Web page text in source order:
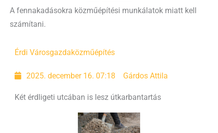
A fennakadásokra közműépítési munkálatok miatt kell
számítani.
Érdi Városgazdaközműépítés
2025. december 16. 07:18 Gárdos Attila
Két érdligeti utcában is lesz útkarbantartás